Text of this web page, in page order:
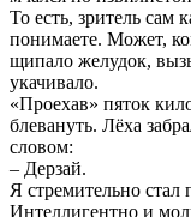
То есть, зритель сам
понимаете. Может,
щипало желудок,
укачивало.
«Проехав» пяток
блевануть. Лёха
словом:
– Дерзай.
Я стремительно стал
Интеллигентно и